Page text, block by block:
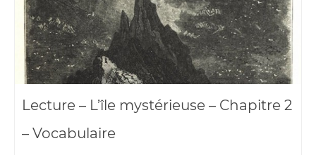
Lecture – L’île mystérieuse – Chapitre 2
– Vocabulaire